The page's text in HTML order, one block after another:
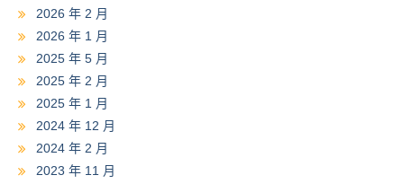
2026 年 2 月
2026 年 1 月
2025 年 5 月
2025 年 2 月
2025 年 1 月
2024 年 12 月
2024 年 2 月
2023 年 11 月